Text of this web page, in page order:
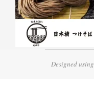
Designed using